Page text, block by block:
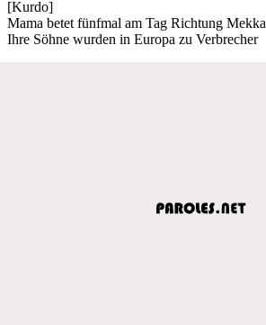
[Kurdo]
Mama betet fünfmal am Tag Richtung Mekka
Ihre Söhne wurden in Europa zu Verbrecher